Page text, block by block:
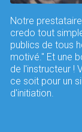
Notre
credo tout
publics de tous
motivé." Et une
de l'instructeur !
ce soit pour un
d'initiation.